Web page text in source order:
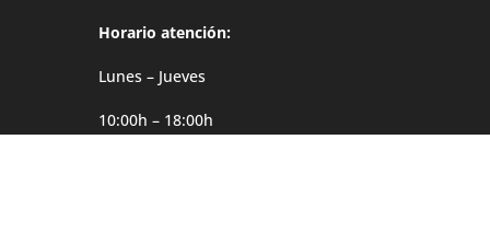
Horario atención:
Lunes – Jueves
10:00h – 18:00h